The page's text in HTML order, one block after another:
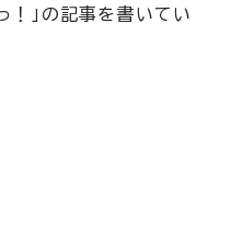
！」の記事を書いてい